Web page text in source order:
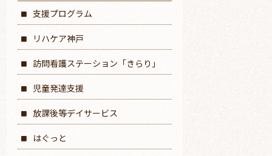
支援プログラム
リハケア神戸
訪問看護ステーション「きらり」
児童発達支援
放課後等デイサービス
はぐっと